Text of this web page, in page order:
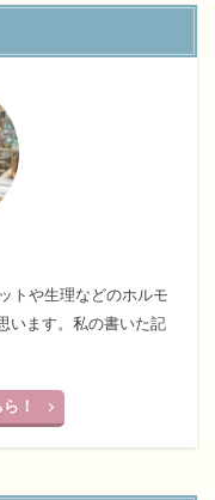
トや生理などのホルモ
います。私の書いた記
！